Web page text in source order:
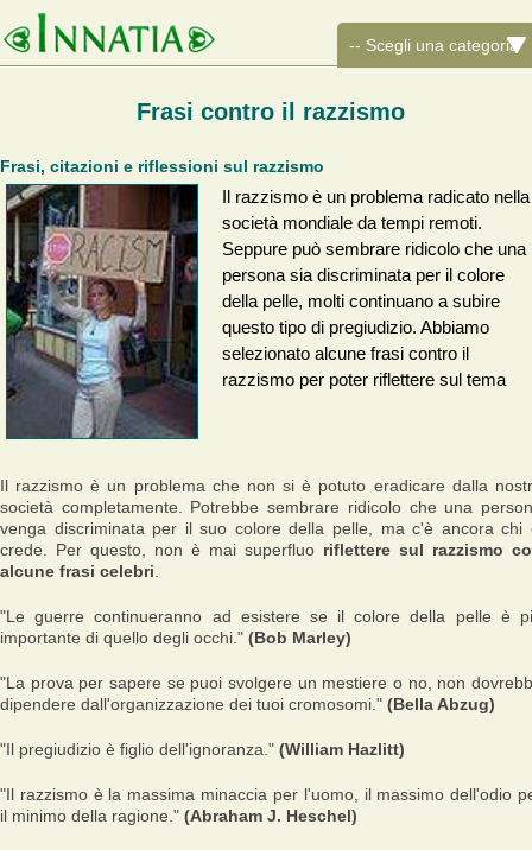
Frasi contro il razzismo
Frasi, citazioni e riflessioni sul razzismo
Il razzismo è un problema radicato nella
società mondiale da tempi remoti.
Seppure può sembrare ridicolo che una
persona sia discriminata per il colore
della pelle, molti continuano a subire
questo tipo di pregiudizio. Abbiamo
selezionato alcune frasi contro il
razzismo per poter riflettere sul tema
Il razzismo è un problema che non si è potuto eradicare dalla
società completamente. Potrebbe sembrare ridicolo che una
venga discriminata per il suo colore della pelle, ma c'è ancora chi
crede. Per questo, non è mai superfluo riflettere sul razzismo
alcune frasi celebri.
"Le guerre continueranno ad esistere se il colore della pelle è
importante di quello degli occhi." (Bob Marley)
"La prova per sapere se puoi svolgere un mestiere o no, non
dipendere dall'organizzazione dei tuoi cromosomi." (Bella Abzug)
"Il pregiudizio è figlio dell'ignoranza." (William Hazlitt)
"Il razzismo è la massima minaccia per l'uomo, il massimo dell'odio
il minimo della ragione." (Abraham J. Heschel)